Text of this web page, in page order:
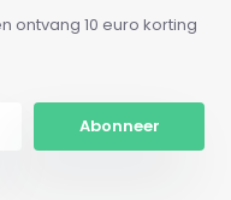
ontvang 10 euro korting
Abonneer